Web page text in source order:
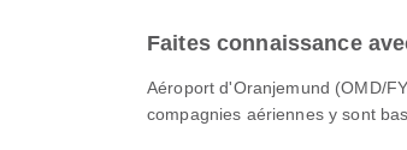
Faites connaissance
Aéroport d'Oranjemund (OMD/
compagnies aériennes y sont